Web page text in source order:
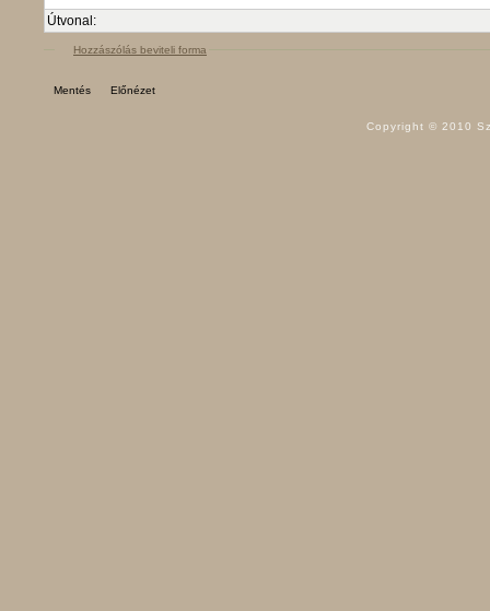
Útvonal:
Hozzászólás beviteli forma
Copyright © 2010